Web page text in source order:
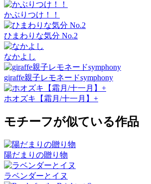
かぶりつけ！！
ひまわりな気分 No.2
なかよし
giraffe親子レモネードsymphony
ホオズキ【霜月/十一月】+
モチーフが似ている作品
陽だまりの贈り物
ラベンダーとイヌ